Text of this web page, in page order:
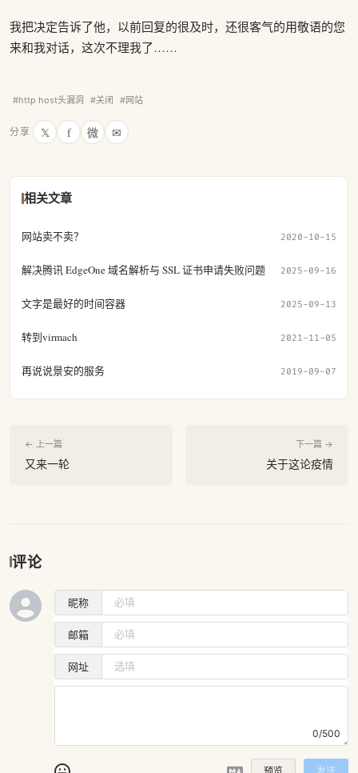
我把决定告诉了他，以前回复的很及时，还很客气的用敬语的您
来和我对话，这次不理我了……
#http host头漏洞 #关闭 #网站
分享 𝕏 f 微 ✉
相关文章
网站卖不卖？ 2020-10-15
解决腾讯 EdgeOne 域名解析与 SSL 证书申请失败问题 2025-09-16
文字是最好的时间容器 2025-09-13
转到virmach 2021-11-05
再说说景安的服务 2019-09-07
← 上一篇
又来一轮
下一篇 →
关于这论疫情
评论
昵称
邮箱
网址
0/500